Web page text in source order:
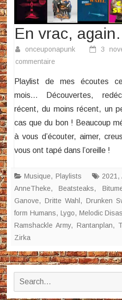
En vrac,
onceuponapunk 3
commentaire
vrac,
again…
(Playlist)
Playlist de mes écoutes
mois… Découvertes,
récent, du moins récent, un
cas que du bon ! Beaucoup
à vous d’écouter, aimer,
vous ont tapé dans l’oreille !
Musique, Playlists 2021 ,
AnneTheke,Beatsteaks,
Ganove, Dritte Wahl, Drunken
form Humans, Lygo, Melodic
Ramshackle Army, Rantanplan,
Zirka
Search